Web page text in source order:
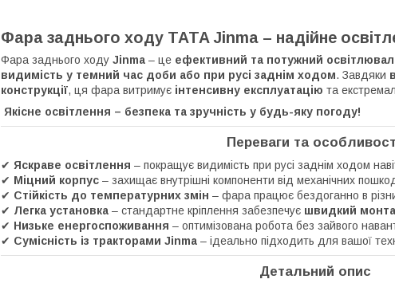
Фара заднього ходу TATA Jinma – надійне
Фара заднього ходу Jinma – це ефективний та потужний
видимість у темний час доби або при русі заднім ходом. Завдяки
конструкції, ця фара витримує інтенсивну експлуатацію та
Якісне освітлення – безпека та зручність у будь-яку погоду!
Переваги та
✔ Яскраве освітлення – покращує видимість при русі заднім ходом
✔ Міцний корпус – захищає внутрішні компоненти від механічних
✔ Стійкість до температурних змін – фара працює бездоганно в
✔ Легка установка – стандартне кріплення забезпечує швидкий
✔ Низьке енергоспоживання – оптимізована робота без зайвого
✔ Сумісність із тракторами Jinma – ідеально підходить для вашої
Детальний опис